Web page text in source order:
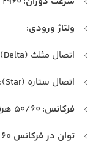
ولتاژ ورودی:
اتصال مثلث (Delta): 400 ولت (در فرکانس 50 هرتز)
اتصال ستاره (Star): 690 ولت (در فرکانس 50 هرتز)
فرکانس:
توان در فرکانس 60 هرتز: